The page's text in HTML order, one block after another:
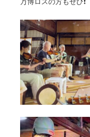
万博ロスの方もぜひ❗️